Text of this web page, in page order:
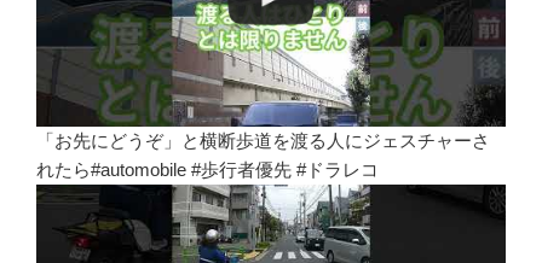
「お先にどうぞ」と横断歩道を渡る人にジェスチャーさ
れたら#automobile #歩行者優先 #ドラレコ